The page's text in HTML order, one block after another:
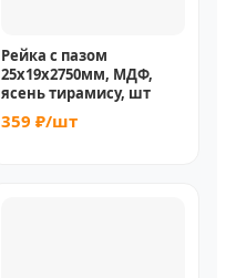
Рейка с пазом
25х19х2750мм, МДФ,
ясень тирамису, шт
359 ₽/шт